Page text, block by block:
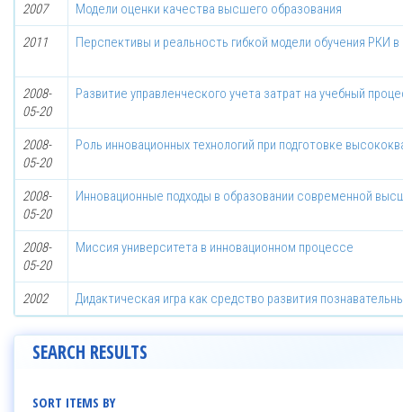
2007 Модели оценки качества высшего образования
2011 Перспективы и реальность гибкой модели обучения РКИ в
2008-
05-20
Развитие управленческого учета затрат на учебный
2008-
05-20
Роль инновационных технологий при подготовке
2008-
05-20
Инновационные подходы в образовании современной
2008-
05-20
Миссия университета в инновационном процессе
2002 Дидактическая игра как средство развития
SEARCH RESULTS
SORT ITEMS BY